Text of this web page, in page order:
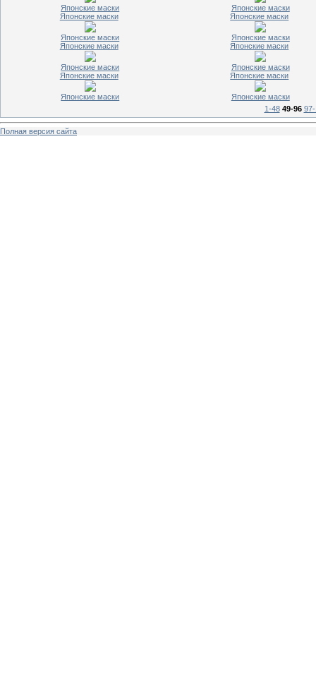
Японские маски
Японские маски
Японские маски
Японские маски
Японские маски
Японские маски
Японские маски
Японские маски
Японские маски
Японские маски
Японские маски
Японские маски
Японские маски
Японские маски
1-48 49-96
Полная версия сайта